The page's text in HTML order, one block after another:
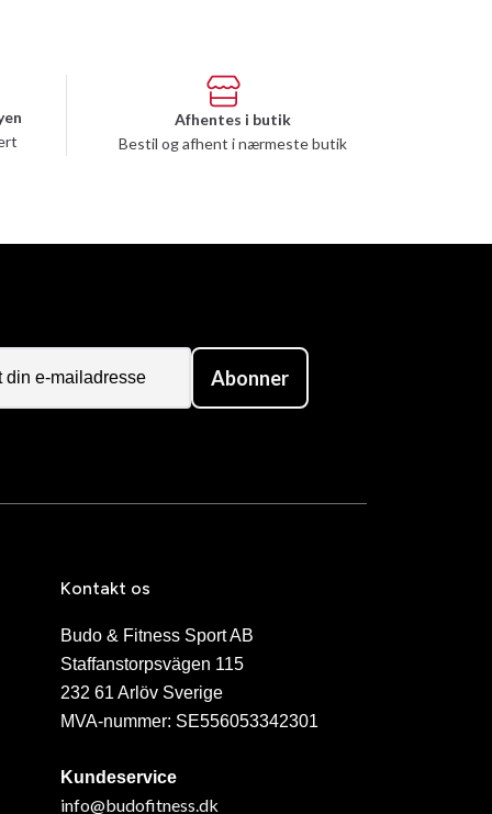
Afhentes i butik
Bestil og afhent i nærmeste butik
Abonner
Kontakt os
Budo & Fitness Sport AB
Staffanstorpsvägen 115
232 61 Arlöv Sverige
MVA-nummer: SE556053342301
Kundeservice
info@budofitness.dk